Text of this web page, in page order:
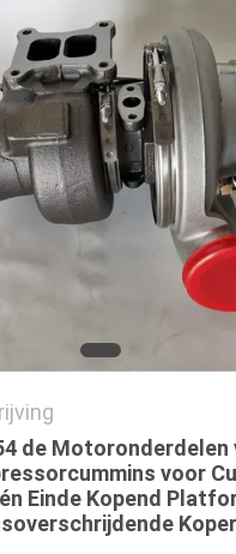
de Motoronderdelen
voor
Einde Kopend